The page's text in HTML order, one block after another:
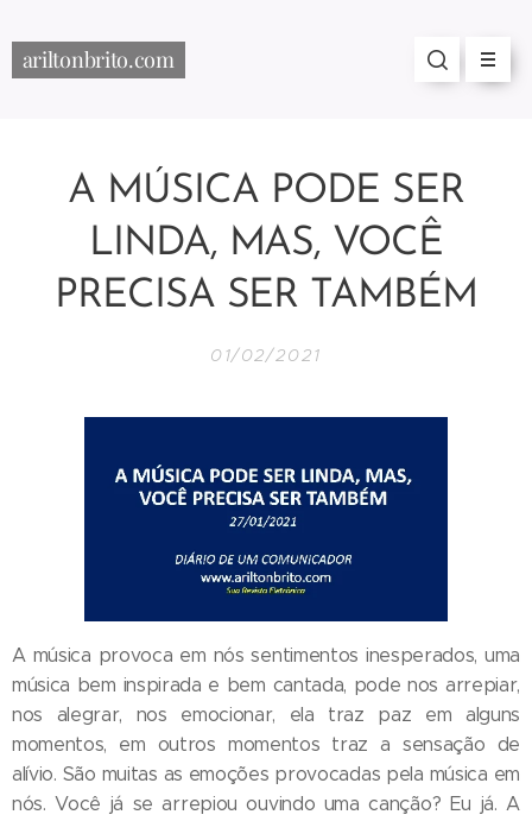
ariltonbrito.com
A MÚSICA PODE SER
LINDA, MAS, VOCÊ
PRECISA SER TAMBÉM
01/02/2021
A música provoca em nós sentimentos inesperados, uma
música bem inspirada e bem cantada, pode nos arrepiar,
nos alegrar, nos emocionar, ela traz paz em alguns
momentos, em outros momentos traz a sensação de
alívio. São muitas as emoções provocadas pela música em
nós. Você já se arrepiou ouvindo uma canção? Eu já. A